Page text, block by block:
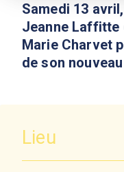
Samedi 13
Jeanne Laffitte
Marie Charvet
de son
Lieu